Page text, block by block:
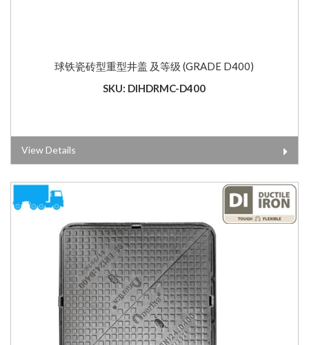
球铁瓷砖型重型井盖 及等级 (GRADE D400)
SKU: DIHDRMC-D400
View Details